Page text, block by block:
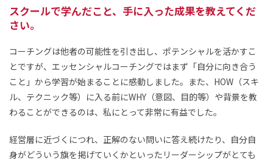
スクールで学んだこと、手に入った成果を教えてくだ
さい。
コーチングは他者の可能性を引き出し、ポテンシャルを活かすこ
とですが、エッセンシャルコーチングではまず「自分に向き合う
こと」から学習が始まることに感動しました。また、HOW（スキ
ル、テクニック等）に入る前にWHY（意図、目的等）や背景を教
わることができるのは、私にとって非常に有益でした。
経営層に近づくにつれ、正解のない問いに答え続けたり、自分自
身がどういう旗を掲げていくかといったリーダーシップがとても